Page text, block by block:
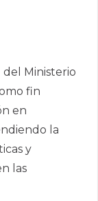
Ministerio
fin
en
la
y
las